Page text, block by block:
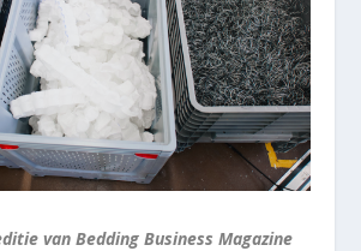
van Bedding Business Magazine